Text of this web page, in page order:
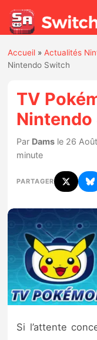
Actualités
Jeux
Hardware
Chiffres de
Rumeurs
Nintendo
Tests et
Accueil »Actualités
Nintendo Switch
TV
Par Dams le 26
minute
PARTAGER
Si l’attente